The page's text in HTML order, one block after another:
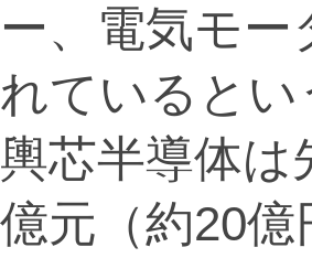
ー、電気モ
れているとい
輿芯半導体
億元（約20